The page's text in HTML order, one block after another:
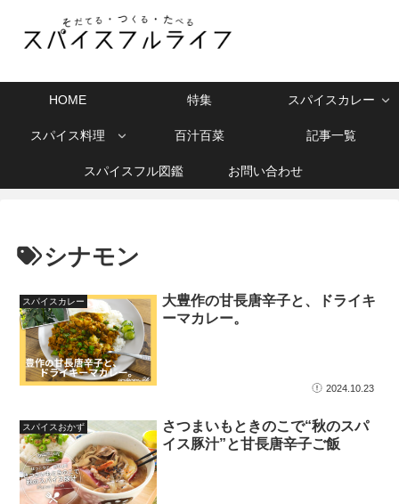
HOME 特集 スパイスカレー
スパイス料理 百汁百菜 記事一覧
スパイスフル図鑑 お問い合わせ
シナモン
スパイスカレー
大豊作の甘長唐辛子と、ドライキ
ーマカレー。
2024.10.23
スパイスおかず
さつまいもときのこで“秋のスパ
イス豚汁”と甘長唐辛子ご飯